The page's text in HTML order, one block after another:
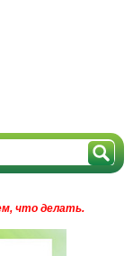
что делать.